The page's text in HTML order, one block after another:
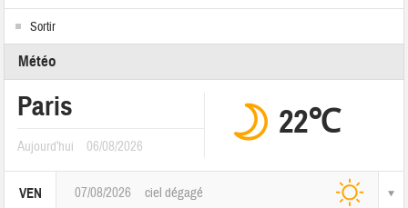
Sortir
Météo
Paris
Aujourd'hui 06/08/2026
22℃
VEN 07/08/2026 ciel dégagé